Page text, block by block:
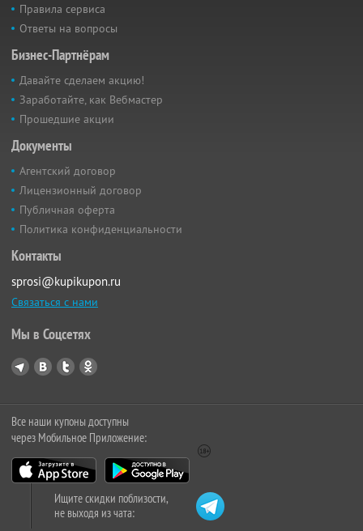
Правила сервиса
Ответы на вопросы
Бизнес-Партнёрам
Давайте сделаем акцию!
Заработайте, как Вебмастер
Прошедшие акции
Документы
Агентский договор
Лицензионный договор
Публичная оферта
Политика конфиденциальности
Контакты
sprosi@kupikupon.ru
Связаться с нами
Мы в Соцсетях
Все наши купоны доступны
через Мобильное Приложение:
Ищите скидки поблизости,
не выходя из чата: